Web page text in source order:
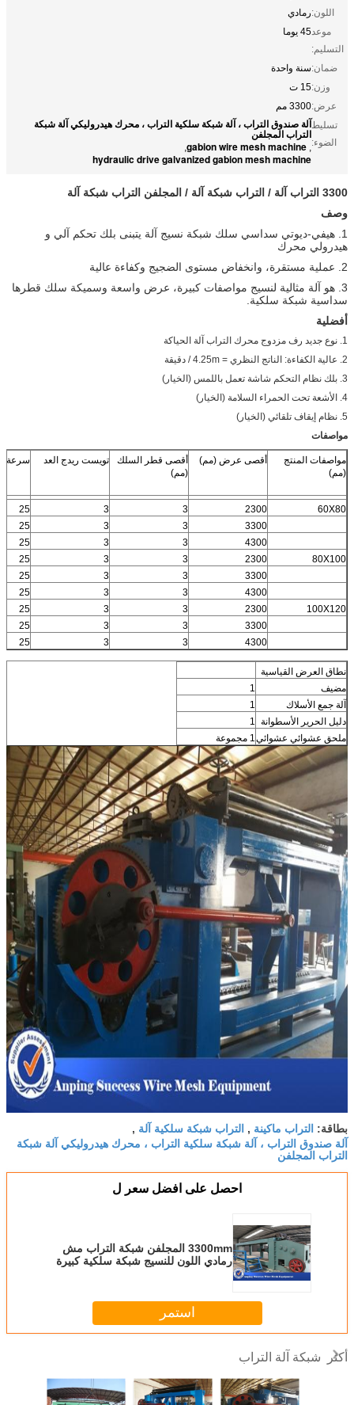
اللون:رمادي
موعد
التسليم:
45 يوما
ضمان:سنة واحدة
وزن:15 ت
عرض:3300 مم
تسليط
الضوء:
آلة صندوق التراب ، آلة شبكة سلكية التراب ، محرك هيدروليكي آلة شبكة
التراب المجلفن
,
gabion wire mesh machine
,
hydraulic drive galvanized gabion mesh machine
3300 التراب آلة / التراب شبكة آلة / المجلفن التراب شبكة آلة
وصف
1. هيفي-ديوتي سداسي سلك شبكة نسيج آلة يتبنى بلك تحكم آلي و
هيدرولي محرك
2. عملية مستقرة، وانخفاض مستوى الضجيج وكفاءة عالية
3. هو آلة مثالية لنسيج مواصفات كبيرة، عرض واسعة وسميكة سلك قطرها
سداسية شبكة سلكية.
أفضلية
1. نوع جديد رف مزدوج محرك التراب آلة الحياكة
2. عالية الكفاءة: الناتج النظري = 4.25m / دقيقة
3. بلك نظام التحكم شاشة تعمل باللمس (الخيار)
4. الأشعة تحت الحمراء السلامة (الخيار)
5. نظام إيقاف تلقائي (الخيار)
مواصفات
مواصفات المنتج
(مم)
أقصى عرض (مم)
أقصى قطر السلك
(مم)
تويست ريدج العد سرعة
60X80
2300
3
3
25
3300
3
3
25
4300
3
3
25
80X100
2300
3
3
25
3300
3
3
25
4300
3
3
25
100X120
2300
3
3
25
3300
3
3
25
4300
3
3
25
نطاق العرض القياسية
مضيف
1
آلة جمع الأسلاك
1
دليل الحرير الأسطوانة 1
ملحق عشوائي عشوائي1 مجموعة
بطاقة: التراب ماكينة , التراب شبكة سلكية آلة ,
آلة صندوق التراب ، آلة شبكة سلكية التراب ، محرك هيدروليكي آلة شبكة
التراب المجلفن
احصل على افضل سعر ل
3300mm المجلفن شبكة التراب مش
رمادي اللون للنسيج شبكة سلكية كبيرة
استمر
أكثر شبكة آلة التراب